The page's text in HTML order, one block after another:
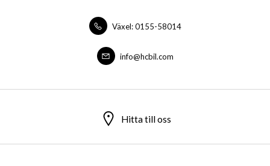
Växel: 0155-58014
info@hcbil.com
Hitta till oss